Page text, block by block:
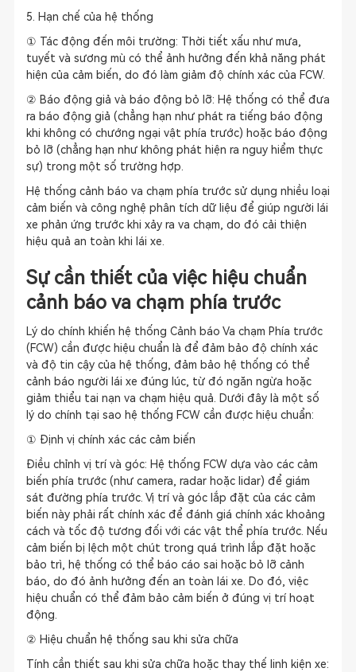
5. Hạn chế của hệ thống
① Tác động đến môi trường: Thời tiết xấu như mưa,
tuyết và sương mù có thể ảnh hưởng đến khả năng phát
hiện của cảm biến, do đó làm giảm độ chính xác của FCW.
② Báo động giả và báo động bỏ lỡ: Hệ thống có thể đưa
ra báo động giả (chẳng hạn như phát ra tiếng báo động
khi không có chướng ngại vật phía trước) hoặc báo động
bỏ lỡ (chẳng hạn như không phát hiện ra nguy hiểm thực
sự) trong một số trường hợp.
Hệ thống cảnh báo va chạm phía trước sử dụng nhiều loại
cảm biến và công nghệ phân tích dữ liệu để giúp người lái
xe phản ứng trước khi xảy ra va chạm, do đó cải thiện
hiệu quả an toàn khi lái xe.
Sự cần thiết của việc hiệu chuẩn
cảnh báo va chạm phía trước
Lý do chính khiến hệ thống Cảnh báo Va chạm Phía trước
(FCW) cần được hiệu chuẩn là để đảm bảo độ chính xác
và độ tin cậy của hệ thống, đảm bảo hệ thống có thể
cảnh báo người lái xe đúng lúc, từ đó ngăn ngừa hoặc
giảm thiểu tai nạn va chạm hiệu quả. Dưới đây là một số
lý do chính tại sao hệ thống FCW cần được hiệu chuẩn:
① Định vị chính xác các cảm biến
Điều chỉnh vị trí và góc: Hệ thống FCW dựa vào các cảm
biến phía trước (như camera, radar hoặc lidar) để giám
sát đường phía trước. Vị trí và góc lắp đặt của các cảm
biến này phải rất chính xác để đánh giá chính xác khoảng
cách và tốc độ tương đối với các vật thể phía trước. Nếu
cảm biến bị lệch một chút trong quá trình lắp đặt hoặc
bảo trì, hệ thống có thể báo cáo sai hoặc bỏ lỡ cảnh
báo, do đó ảnh hưởng đến an toàn lái xe. Do đó, việc
hiệu chuẩn có thể đảm bảo cảm biến ở đúng vị trí hoạt
động.
② Hiệu chuẩn hệ thống sau khi sửa chữa
Tính cần thiết sau khi sửa chữa hoặc thay thế linh kiện xe: